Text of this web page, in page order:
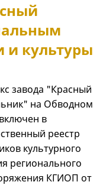
и культуры
завода "Красный
на Обводном
в
реестр
культурного
регионального
КГИОП от